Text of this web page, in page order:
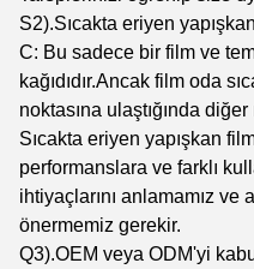
S2).Sıcakta eriyen
C: Bu sadece bir film ve
kağıdıdır.Ancak film oda
noktasına ulaştığında
Sıcakta eriyen yapışkan
performanslara ve farklı
ihtiyaçlarını anlamamız ve
önermemiz gerekir.
Q3).OEM veya ODM'yi